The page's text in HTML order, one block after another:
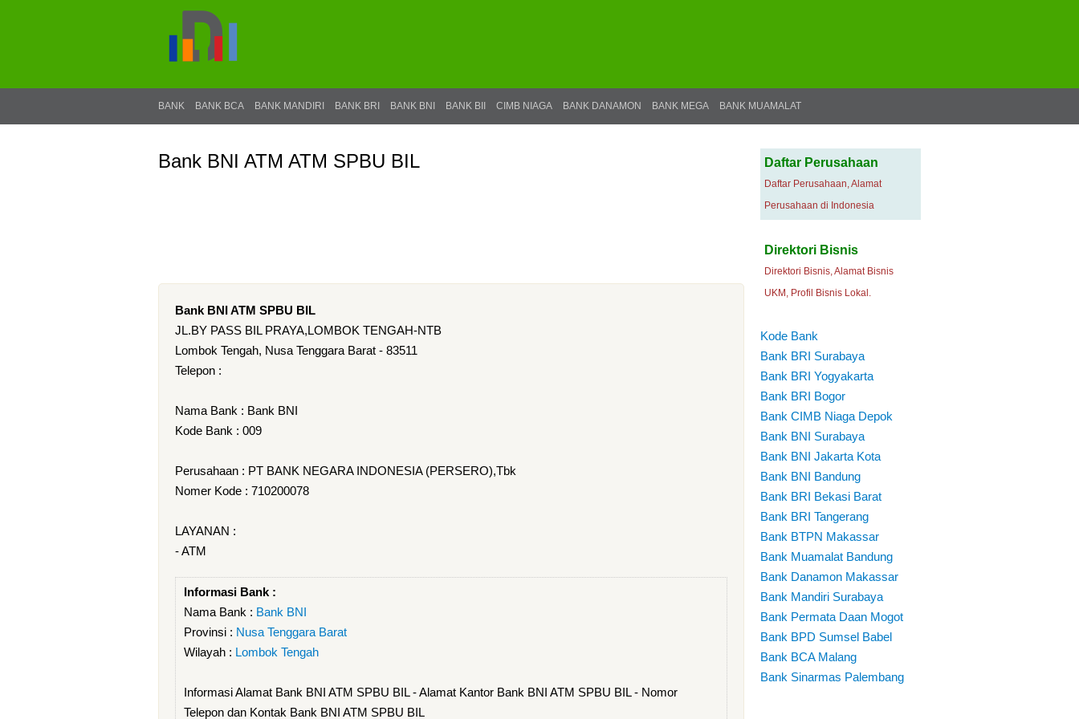
BANK BANK BCA BANK MANDIRI BANK BRI BANK BNI BANK BII CIMB NIAGA BANK DANAMON BANK MEGA BANK MUAMALAT
Bank BNI ATM ATM SPBU BIL
Bank BNI ATM SPBU BIL
JL.BY PASS BIL PRAYA,LOMBOK TENGAH-NTB
Lombok Tengah, Nusa Tenggara Barat - 83511
Telepon :
Nama Bank : Bank BNI
Kode Bank : 009
Perusahaan : PT BANK NEGARA INDONESIA (PERSERO),Tbk
Nomer Kode : 710200078
LAYANAN :
- ATM
Informasi Bank :
Nama Bank : Bank BNI
Provinsi : Nusa Tenggara Barat
Wilayah : Lombok Tengah
Informasi Alamat Bank BNI ATM SPBU BIL - Alamat Kantor Bank BNI ATM SPBU BIL - Nomor
Telepon dan Kontak Bank BNI ATM SPBU BIL
Daftar Perusahaan
Daftar Perusahaan, Alamat
Perusahaan di Indonesia
Direktori Bisnis
Direktori Bisnis, Alamat Bisnis
UKM, Profil Bisnis Lokal.
Kode Bank
Bank BRI Surabaya
Bank BRI Yogyakarta
Bank BRI Bogor
Bank CIMB Niaga Depok
Bank BNI Surabaya
Bank BNI Jakarta Kota
Bank BNI Bandung
Bank BRI Bekasi Barat
Bank BRI Tangerang
Bank BTPN Makassar
Bank Muamalat Bandung
Bank Danamon Makassar
Bank Mandiri Surabaya
Bank Permata Daan Mogot
Bank BPD Sumsel Babel
Bank BCA Malang
Bank Sinarmas Palembang